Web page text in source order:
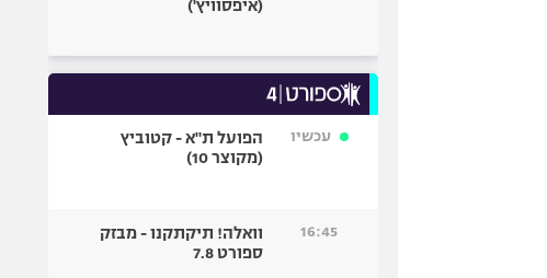
(איפסוויץ')
עכשיו
הפועל ת"א - קטוביץ
(מקוצר 10)
16:45
וואלה! תיקתקנו - מבזק
ספורט 7.8